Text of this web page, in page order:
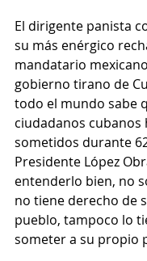
El dirigente panista
su más enérgico
mandatario
gobierno tirano de
todo el mundo sabe
ciudadanos cubanos
sometidos durante
Presidente López
entenderlo bien, no
no tiene derecho de
pueblo, tampoco lo
someter a su propio